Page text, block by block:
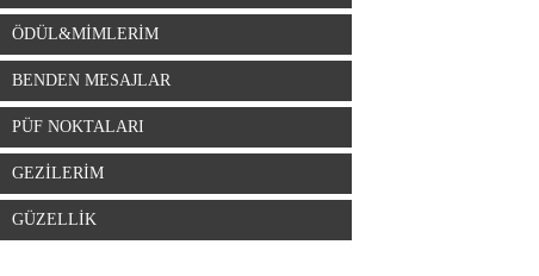
ÖDÜL&MİMLERİM
BENDEN MESAJLAR
PÜF NOKTALARI
GEZİLERİM
GÜZELLİK